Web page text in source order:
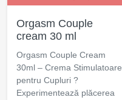
Orgasm Couple
cream 30 ml
Orgasm Couple Cream
30ml – Crema Stimulatoare
pentru Cupluri ?
Experimentează plăcerea